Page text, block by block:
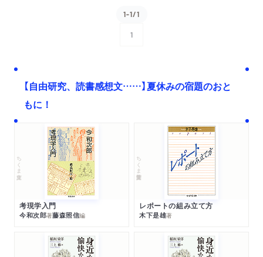
1-1/1
1
【自由研究、読書感想文……】夏休みの宿題のおと
もに！
ちくま文庫
考現学入門
今和次郎著藤森照信編
ちくま学芸文庫
レポートの組み立て方
木下是雄著